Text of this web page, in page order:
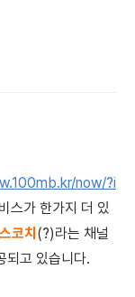
now/?i
스가 한가지 더 있
코치 (?)라는 채널
되고 있습니다.